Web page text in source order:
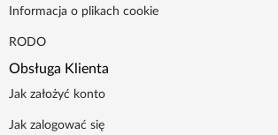
Informacja o plikach cookie
RODO
Obsługa Klienta
Jak założyć konto
Jak zalogować się